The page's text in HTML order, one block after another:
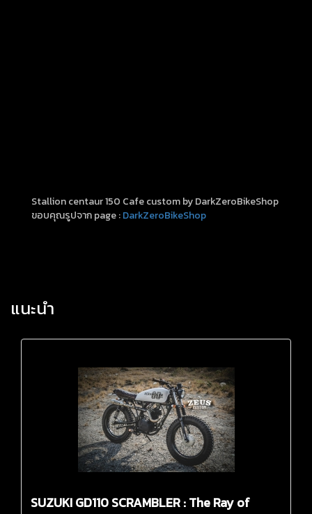
Stallion centaur 150 Cafe custom by DarkZeroBikeShop
ขอบคุณรูปจาก page :DarkZeroBikeShop
แนะนำ
SUZUKI GD110 SCRAMBLER : The Ray of